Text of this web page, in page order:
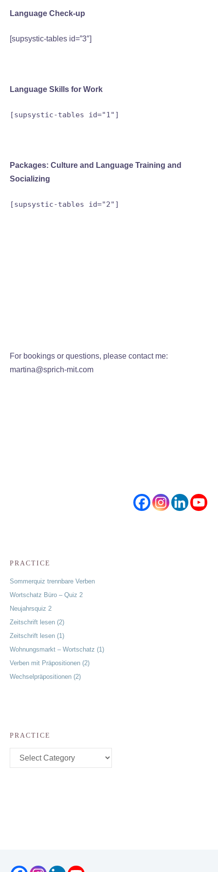
Language Check-up
[supsystic-tables id=”3″]
Language Skills for Work
[supsystic-tables id="1"]
Packages: Culture and Language Training and
Socializing
[supsystic-tables id="2"]
For bookings or questions, please contact me:
martina@sprich-mit.com
PRACTICE
Sommerquiz trennbare Verben
Wortschatz Büro – Quiz 2
Neujahrsquiz 2
Zeitschrift lesen (2)
Zeitschrift lesen (1)
Wohnungsmarkt – Wortschatz (1)
Verben mit Präpositionen (2)
Wechselpräpositionen (2)
PRACTICE